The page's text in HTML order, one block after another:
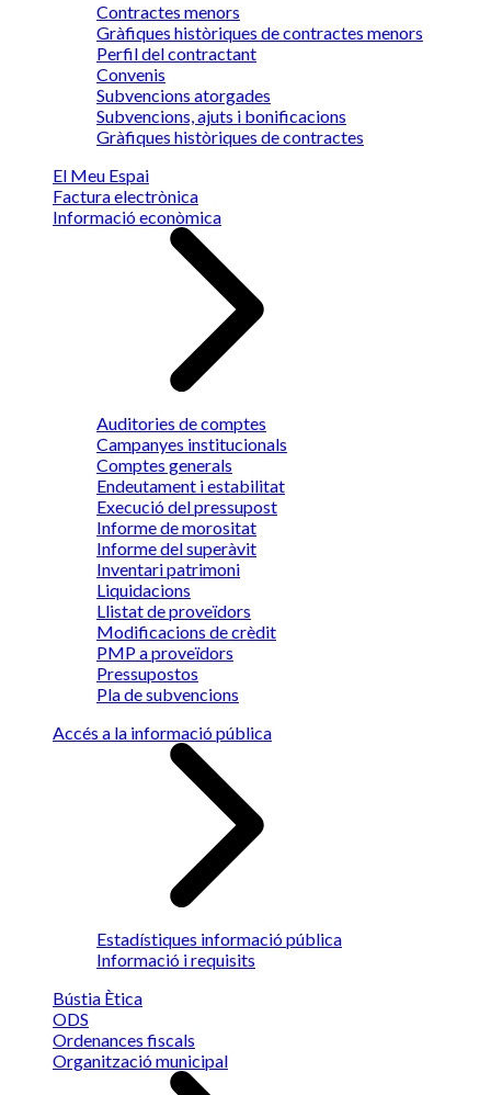
Contractes menors
Gràfiques històriques de contractes menors
Perfil del contractant
Convenis
Subvencions atorgades
Subvencions, ajuts i bonificacions
Gràfiques històriques de contractes
El Meu Espai
Factura electrònica
Informació econòmica
Auditories de comptes
Campanyes institucionals
Comptes generals
Endeutament i estabilitat
Execució del pressupost
Informe de morositat
Informe del superàvit
Inventari patrimoni
Liquidacions
Llistat de proveïdors
Modificacions de crèdit
PMP a proveïdors
Pressupostos
Pla de subvencions
Accés a la informació pública
Estadístiques informació pública
Informació i requisits
Bústia Ètica
ODS
Ordenances fiscals
Organització municipal